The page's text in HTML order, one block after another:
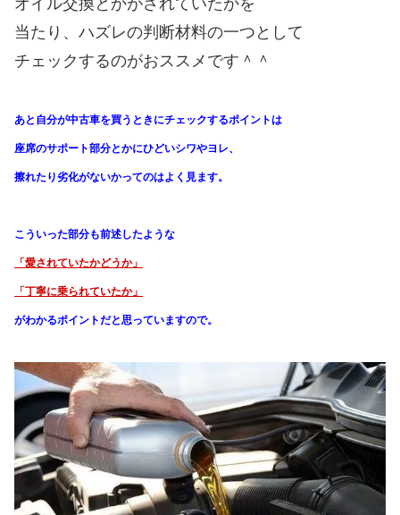
当たり、ハズレの判断材料の一つとして
チェックするのがおススメです＾＾
あと自分が中古車を買うときにチェックするポイントは
座席のサポート部分とかにひどいシワやヨレ、
擦れたり劣化がないかってのはよく見ます。
こういった部分も前述したような
「愛されていたかどうか」
「丁寧に乗られていたか」
がわかるポイントだと思っていますので。